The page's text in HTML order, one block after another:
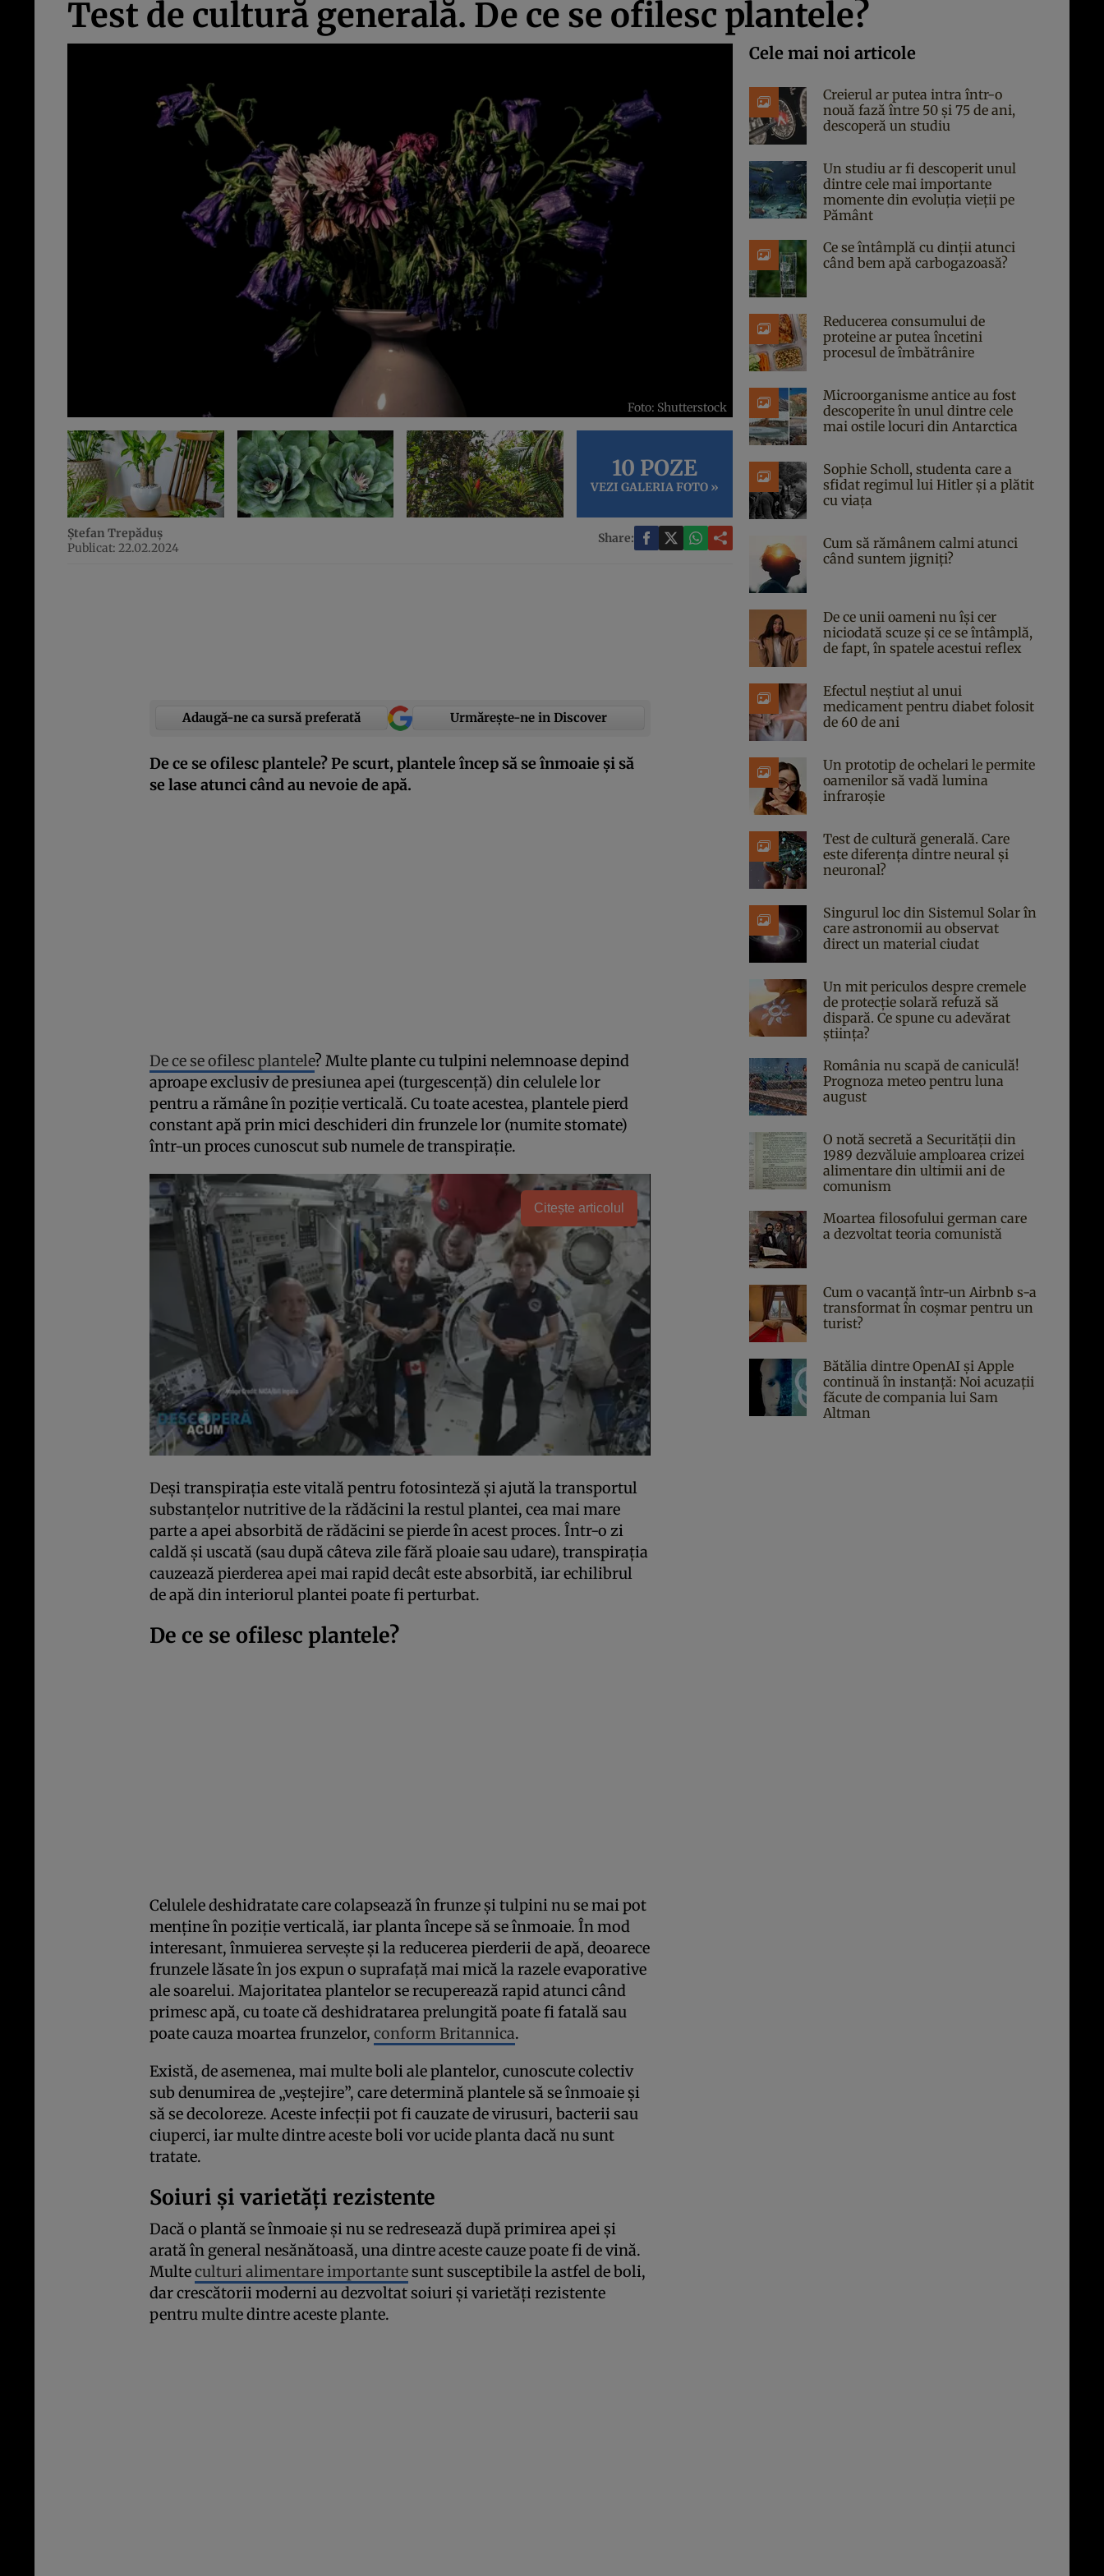
Test de cultură generală. De ce se ofilesc plantele?
Foto: Shutterstock
10 POZE
VEZI GALERIA FOTO »
Ștefan Trepăduș
Publicat: 22.02.2024
Share:
Adaugă-ne ca sursă preferată Urmărește-ne in Discover
De ce se ofilesc plantele? Pe scurt, plantele încep să se înmoaie și să
se lase atunci când au nevoie de apă.
De ce se ofilesc plantele? Multe plante cu tulpini nelemnoase depind
aproape exclusiv de presiunea apei (turgescență) din celulele lor
pentru a rămâne în poziție verticală. Cu toate acestea, plantele pierd
constant apă prin mici deschideri din frunzele lor (numite stomate)
într-un proces cunoscut sub numele de transpirație.
Citește articolul
Deși transpirația este vitală pentru fotosinteză și ajută la transportul
substanțelor nutritive de la rădăcini la restul plantei, cea mai mare
parte a apei absorbită de rădăcini se pierde în acest proces. Într-o zi
caldă și uscată (sau după câteva zile fără ploaie sau udare), transpirația
cauzează pierderea apei mai rapid decât este absorbită, iar echilibrul
de apă din interiorul plantei poate fi perturbat.
De ce se ofilesc plantele?
Celulele deshidratate care colapsează în frunze și tulpini nu se mai pot
menține în poziție verticală, iar planta începe să se înmoaie. În mod
interesant, înmuierea servește și la reducerea pierderii de apă, deoarece
frunzele lăsate în jos expun o suprafață mai mică la razele evaporative
ale soarelui. Majoritatea plantelor se recuperează rapid atunci când
primesc apă, cu toate că deshidratarea prelungită poate fi fatală sau
poate cauza moartea frunzelor, conform Britannica.
Există, de asemenea, mai multe boli ale plantelor, cunoscute colectiv
sub denumirea de „veștejire”, care determină plantele să se înmoaie și
să se decoloreze. Aceste infecții pot fi cauzate de virusuri, bacterii sau
ciuperci, iar multe dintre aceste boli vor ucide planta dacă nu sunt
tratate.
Soiuri și varietăți rezistente
Dacă o plantă se înmoaie și nu se redresează după primirea apei și
arată în general nesănătoasă, una dintre aceste cauze poate fi de vină.
Multeculturi alimentare importantesunt susceptibile la astfel de boli,
dar crescătorii moderni au dezvoltat soiuri și varietăți rezistente
pentru multe dintre aceste plante.
Cele mai noi articole
Creierul ar putea intra într-o
nouă fază între 50 și 75 de ani,
descoperă un studiu
Un studiu ar fi descoperit unul
dintre cele mai importante
momente din evoluția vieții pe
Pământ
Ce se întâmplă cu dinții atunci
când bem apă carbogazoasă?
Reducerea consumului de
proteine ar putea încetini
procesul de îmbătrânire
Microorganisme antice au fost
descoperite în unul dintre cele
mai ostile locuri din Antarctica
Sophie Scholl, studenta care a
sfidat regimul lui Hitler și a plătit
cu viața
Cum să rămânem calmi atunci
când suntem jigniți?
De ce unii oameni nu își cer
niciodată scuze și ce se întâmplă,
de fapt, în spatele acestui reflex
Efectul neștiut al unui
medicament pentru diabet folosit
de 60 de ani
Un prototip de ochelari le permite
oamenilor să vadă lumina
infraroșie
Test de cultură generală. Care
este diferența dintre neural și
neuronal?
Singurul loc din Sistemul Solar în
care astronomii au observat
direct un material ciudat
Un mit periculos despre cremele
de protecție solară refuză să
dispară. Ce spune cu adevărat
știința?
România nu scapă de caniculă!
Prognoza meteo pentru luna
august
O notă secretă a Securității din
1989 dezvăluie amploarea crizei
alimentare din ultimii ani de
comunism
Moartea filosofului german care
a dezvoltat teoria comunistă
Cum o vacanță într-un Airbnb s-a
transformat în coșmar pentru un
turist?
Bătălia dintre OpenAI și Apple
continuă în instanță: Noi acuzații
făcute de compania lui Sam
Altman